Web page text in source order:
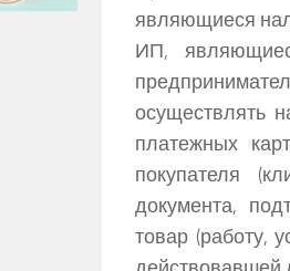
являющиеся
ИП,
осуществлять
платежных
покупателя
документа,
товар (работу,